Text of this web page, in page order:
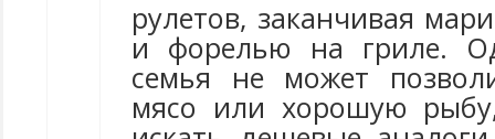
рулетов, заканчивая
и форелью на гриле.
семья не может
мясо или хорошую